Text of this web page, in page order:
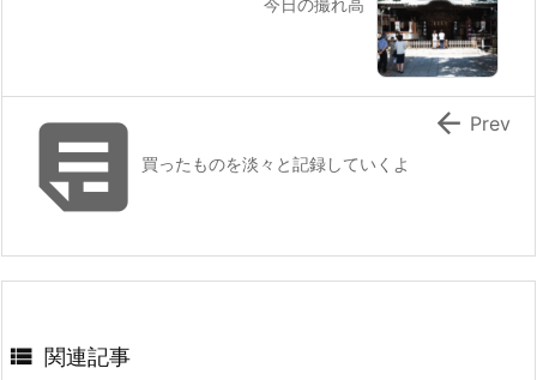
今日の撮れ高
買ったものを淡々と記録していくよ
 Prev
 関連記事